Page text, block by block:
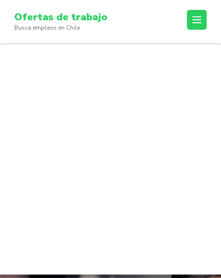
content
(Press
Ofertas de trabajo
Busca empleos en Chile